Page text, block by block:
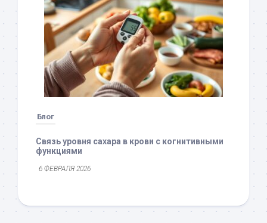
Блог
Связь уровня сахара в крови с когнитивными
функциями
6 ФЕВРАЛЯ 2026